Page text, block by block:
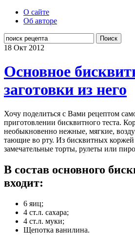
О сайте
Об авторе
Поиск
18 Окт 2012
Основное
заготовки из него
Хочу поделиться с Вами рецептом
приготовлении бисквитного теста.
необыкновенно нежные, мягкие,
тающие во рту. Из бисквитных
замечательные торты, рулеты или
В состав основного
входит:
6 яиц;
4 ст.л. сахара;
4 ст.л. муки;
Щепотка ванилина.